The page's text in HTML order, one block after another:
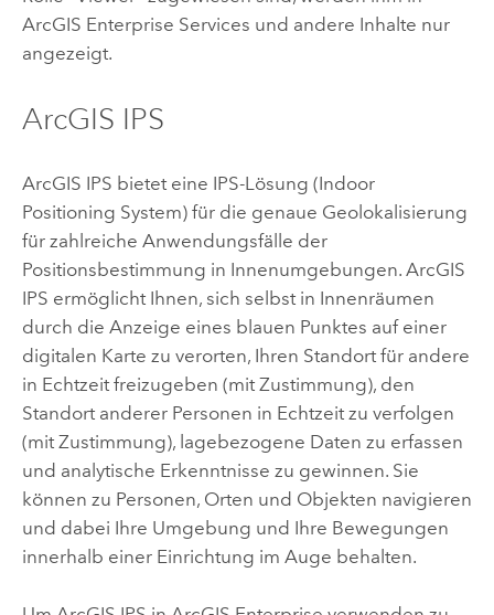
ArcGIS Enterprise Services und andere Inhalte nur
angezeigt.
ArcGIS IPS
ArcGIS IPS bietet eine IPS-Lösung (Indoor
Positioning System) für die genaue Geolokalisierung
für zahlreiche Anwendungsfälle der
Positionsbestimmung in Innenumgebungen. ArcGIS
IPS ermöglicht Ihnen, sich selbst in Innenräumen
durch die Anzeige eines blauen Punktes auf einer
digitalen Karte zu verorten, Ihren Standort für andere
in Echtzeit freizugeben (mit Zustimmung), den
Standort anderer Personen in Echtzeit zu verfolgen
(mit Zustimmung), lagebezogene Daten zu erfassen
und analytische Erkenntnisse zu gewinnen. Sie
können zu Personen, Orten und Objekten navigieren
und dabei Ihre Umgebung und Ihre Bewegungen
innerhalb einer Einrichtung im Auge behalten.